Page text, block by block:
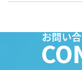
お問い